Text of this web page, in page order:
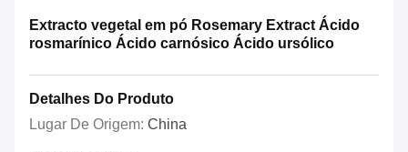
Extracto vegetal em pó Rosemary Extract Ácido
rosmarínico Ácido carnósico Ácido ursólico
Detalhes Do Produto
Lugar De Origem: China